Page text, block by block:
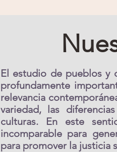
El estudio de pueblos y
profundamente
relevancia
variedad, las
culturas. En este
incomparable para
para promover la justicia